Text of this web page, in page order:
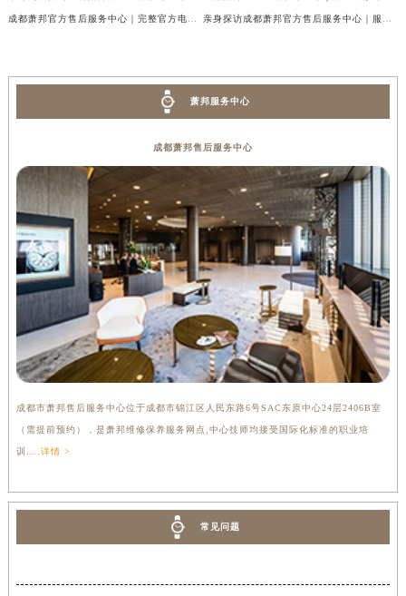
萧邦服务中心
成都萧邦售后服务中心
成都市萧邦售后服务中心位于成都市锦江区人民东路6号SAC东原中心24层2406B室
（需提前预约），是萧邦维修保养服务网点,中心技师均接受国际化标准的职业培
训.... 详情 >
常见问题